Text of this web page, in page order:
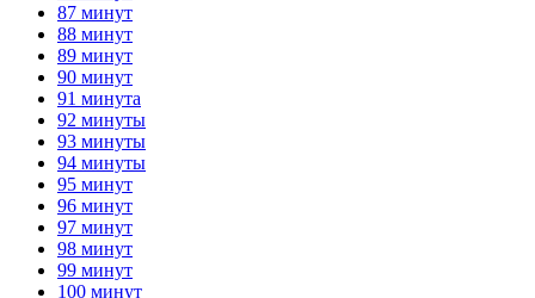
87 минут
88 минут
89 минут
90 минут
91 минута
92 минуты
93 минуты
94 минуты
95 минут
96 минут
97 минут
98 минут
99 минут
100 минут